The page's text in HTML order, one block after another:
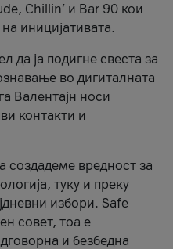
Chillin’ и Bar 90 кои
иницијативата.
да ја подигне свеста за
во дигиталната
Валентајн носи
контакти и
создадеме вредност за
туку и преку
избори. Safe
совет, тоа е
и безбедна